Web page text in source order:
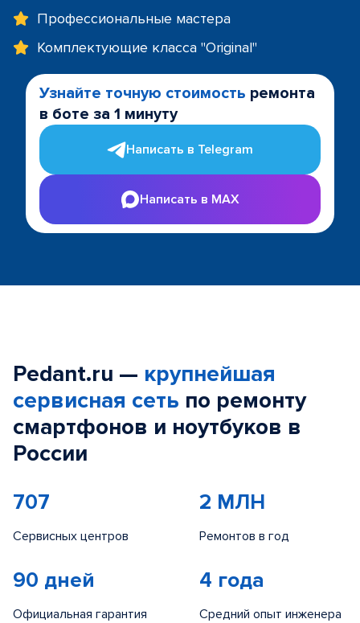
Профессиональные мастера
Комплектующие класса "Original"
Узнайте точную стоимость ремонта
в боте за 1 минуту
Написать в Telegram
Написать в MAX
Pedant.ru — крупнейшая
сервисная сеть по ремонту
смартфонов и ноутбуков в
России
707
Сервисных центров
2 МЛН
Ремонтов в год
90 дней
Официальная гарантия
4 года
Средний опыт инженера